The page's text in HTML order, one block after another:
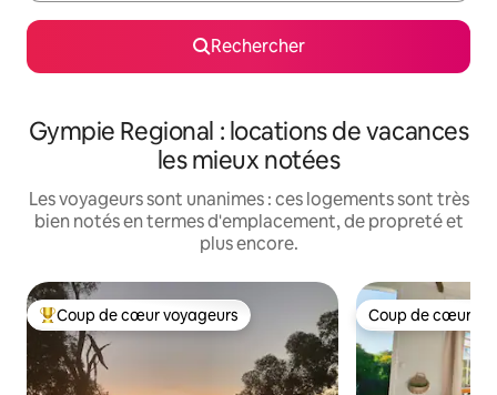
Rechercher
Gympie Regional : locations de vacances
les mieux notées
Les voyageurs sont unanimes : ces logements sont très
bien notés en termes d'emplacement, de propreté et
plus encore.
Coups de cœur voyageurs les plus appréciés
Coup de cœur voyageurs Coup de cœur
Coup de cœur